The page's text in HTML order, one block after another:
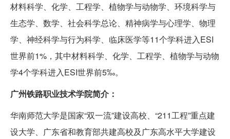
材料科学、化学、工程学、植物学与动物学、环境科学与
生态学、数学、社会科学总论、精神病学与心理学、物理
学、神经科学与行为科学、临床医学等11个学科进入ESI
世界前1%，其中材料科学、化学、工程学、植物学与动物
学4个学科进入ESI世界前5‰。
广州铁路职业技术学院简介：
华南师范大学是国家“双一流”建设高校、“211工程”重点建
设大学、广东省和教育部共建高校及广东高水平大学建设